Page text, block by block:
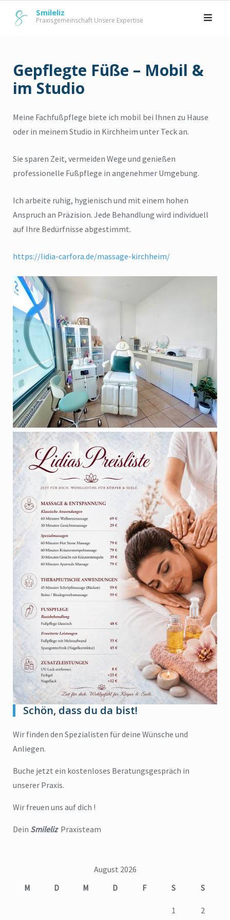
Smileliz
Praxisgemeinschaft Unsere Expertise
Gepflegte Füße – Mobil &
im Studio
Meine Fachfußpflege biete ich mobil bei Ihnen zu Hause
oder in meinem Studio in Kirchheim unter Teck an.
Sie sparen Zeit, vermeiden Wege und genießen
professionelle Fußpflege in angenehmer Umgebung.
Ich arbeite ruhig, hygienisch und mit einem hohen
Anspruch an Präzision. Jede Behandlung wird individuell
auf Ihre Bedürfnisse abgestimmt.
https://lidia-carfora.de/massage-kirchheim/
Schön, dass du da bist!
Wir finden den Spezialisten für deine Wünsche und
Anliegen.
Buche jetzt ein kostenloses Beratungsgespräch in
unserer Praxis.
Wir freuen uns auf dich !
Dein SmilelizPraxisteam
August 2026
M
D M D F S S
1 2